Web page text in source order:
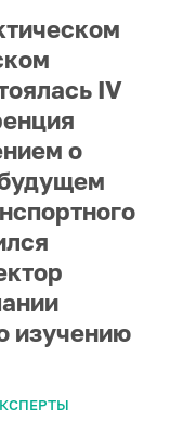
IV
о
изучению